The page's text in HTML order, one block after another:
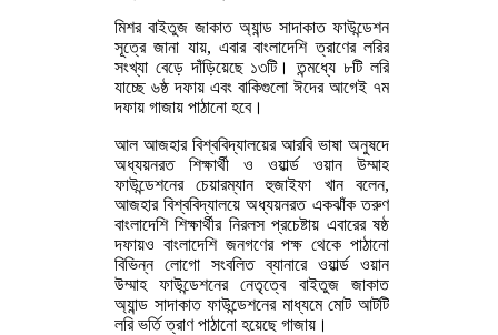
মিশর বাইতুজ জাকাত অ্যান্ড সাদাকাত ফাউন্ডেশন
সূত্রে জানা যায়, এবার বাংলাদেশি ত্রাণের লরির
সংখ্যা বেড়ে দাঁড়িয়েছে ১৩টি। তন্মধ্যে ৮টি লরি
যাচ্ছে ৬ষ্ঠ দফায় এবং বাকিগুলো ঈদের আগেই ৭ম
দফায় গাজায় পাঠানো হবে।
আল আজহার বিশ্ববিদ্যালয়ের আরবি ভাষা অনুষদে
অধ্যয়নরত শিক্ষার্থী ও ওয়ার্ল্ড ওয়ান উম্মাহ
ফাউন্ডেশনের চেয়ারম্যান হুজাইফা খান বলেন,
আজহার বিশ্ববিদ্যালয়ে অধ্যয়নরত একঝাঁক তরুণ
বাংলাদেশি শিক্ষার্থীর নিরলস প্রচেষ্টায় এবারের ষষ্ঠ
দফায়ও বাংলাদেশি জনগণের পক্ষ থেকে পাঠানো
বিভিন্ন লোগো সংবলিত ব্যানারে ওয়ার্ল্ড ওয়ান
উম্মাহ ফাউন্ডেশনের নেতৃত্বে বাইতুজ জাকাত
অ্যান্ড সাদাকাত ফাউন্ডেশনের মাধ্যমে মোট আটটি
লরি ভর্তি ত্রাণ পাঠানো হয়েছে গাজায়।